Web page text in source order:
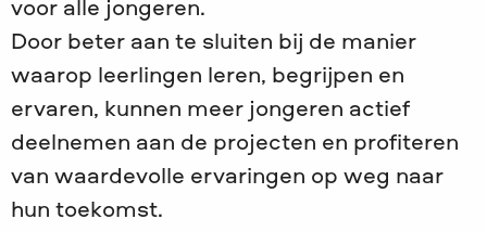
voor alle jongeren.
Door beter aan te sluiten bij de manier
waarop leerlingen leren, begrijpen en
ervaren, kunnen meer jongeren actief
deelnemen aan de projecten en profiteren
van waardevolle ervaringen op weg naar
hun toekomst.